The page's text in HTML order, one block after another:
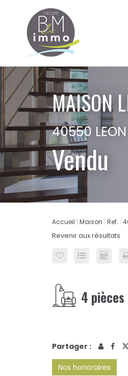
MAISON
40550 LEON
Vendu
Accueil Maison Ref. :
Revenir aux résultats
4 pièces
Partager :
Nos honoraires